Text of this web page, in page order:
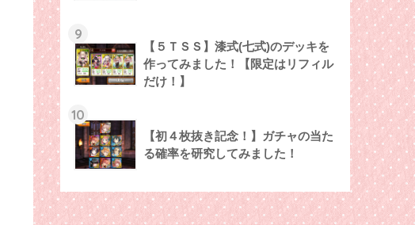
9
【５ＴＳＳ】漆式(七式)のデッキを
作ってみました！【限定はリフィル
だけ！】
10
【初４枚抜き記念！】ガチャの当た
る確率を研究してみました！